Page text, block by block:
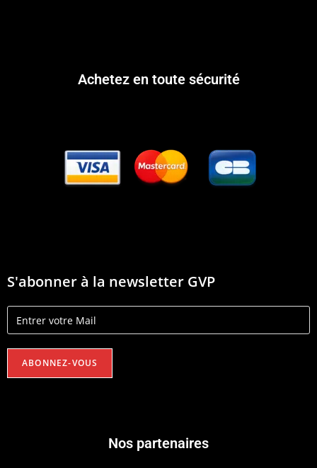
Achetez en toute sécurité
S'abonner à la newsletter GVP
Nos partenaires